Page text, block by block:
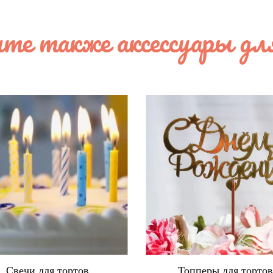
также аксессуары